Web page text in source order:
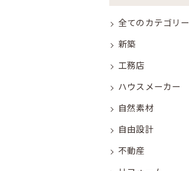
全てのカテゴリー
新築
工務店
ハウスメーカー
自然素材
自由設計
不動産